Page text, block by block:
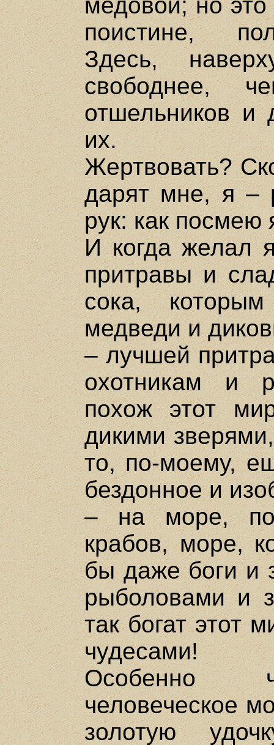
поистине,
Здесь,
свободнее,
отшельников
их.
Жертвовать?
дарят мне, я –
рук: как посмею
И когда желал
притравы и
сока,
медведи и
– лучшей
охотникам и
похож этот
дикими
то, по-моему,
бездонное и
– на море,
крабов, море,
бы даже боги и
рыболовами и
так богат этот
чудесами!
Особенно
человеческое
золотую